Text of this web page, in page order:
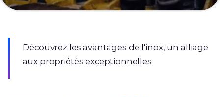
Découvrez les avantages de l'inox, un alliage
aux propriétés exceptionnelles